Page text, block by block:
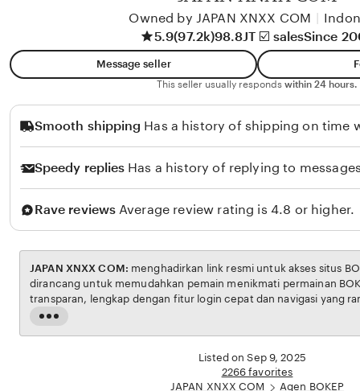
l
o
Owned by JAPAN XNXX COM
5.9(97.2k)98.8JT ☑️ salesSince
Message seller
This seller usually responds within 24 hours.
Smooth shipping Has a history of shipping on time
Speedy replies Has a history of replying to
Rave reviews Average review rating is 4.8 or higher.
Read
the
JAPAN XNXX COM:
dirancang untuk memudahkan pemain menikmati permainan BOKEP dengan aman dan
transparan, lengkap dengan fitur login cepat dan navigasi yang ramah pengguna. Setiap
transaksi dijamin aman, sementara update hasil dan informasi permainan selalu tersedia
pecinta BOKEP online di Indonesia.Listed on Sep 9, 2025
2266 favorites
JAPAN XNXX COM
Agen BOKEP